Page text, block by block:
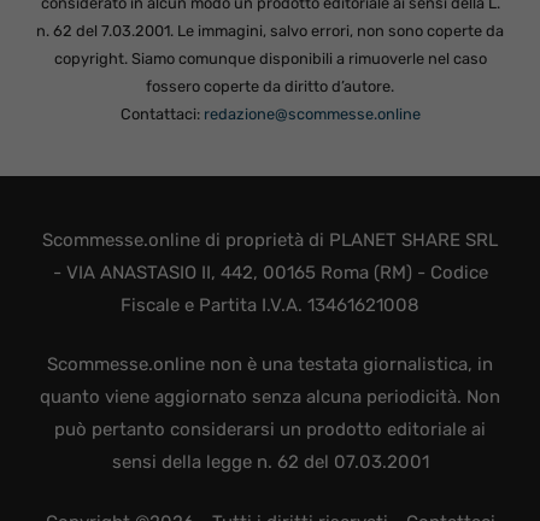
n. 62 del 7.03.2001. Le immagini, salvo errori, non sono coperte da
copyright. Siamo comunque disponibili a rimuoverle nel caso
fossero coperte da diritto d’autore.
Contattaci: redazione@scommesse.online
Scommesse.online di proprietà di PLANET SHARE SRL
- VIA ANASTASIO II, 442, 00165 Roma (RM) - Codice
Fiscale e Partita I.V.A. 13461621008
Scommesse.online non è una testata giornalistica, in
quanto viene aggiornato senza alcuna periodicità. Non
può pertanto considerarsi un prodotto editoriale ai
sensi della legge n. 62 del 07.03.2001